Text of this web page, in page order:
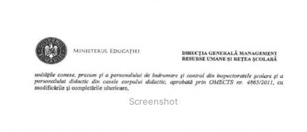
Screenshot